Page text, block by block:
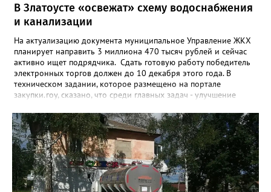
В Златоусте «освежат» схему водоснабжения
и канализации
На актуализацию документа муниципальное Управление ЖКХ
планирует направить 3 миллиона 470 тысяч рублей и сейчас
активно ищет подрядчика. Сдать готовую работу победитель
электронных торгов должен до 10 декабря этого года. В
техническом задании, которое размещено на портале
закупки.гоу, сказано, что среди главных задач - улучшение
повышение энергоэффективности систем. Кроме электронных
схем, исполнителю нужно разработать предложения по
строительству и реконструкции водоснабжения и канализации,
оценив размер вложений, а также представить перечень
бесхозных объектов и возможные сценарии развития этой
сферы городского хозяйства. В июне 2025 года
«Златоуст.инфо» сообщал о подобных торгах. Тогда цена